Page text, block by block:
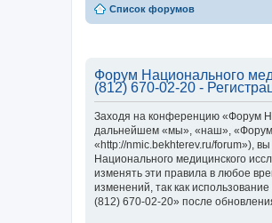
Список форумов
Форум Национального
(812) 670-02-20 -
Заходя на конференцию «Форум
дальнейшем «мы», «наш», «Форум
«http://nmic.bekhterev.ru/forum»),
Национального медицинского
изменять эти правила в любое
изменений, так как
(812) 670-02-20» после